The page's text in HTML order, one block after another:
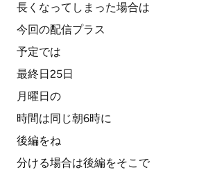
長くなってしまった場合は
今回の配信プラス
予定では
最終日25日
月曜日の
時間は同じ朝6時に
後編をね
分ける場合は後編をそこで